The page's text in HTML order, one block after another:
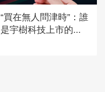
“買在無人問津時”：誰
是宇樹科技上市的...